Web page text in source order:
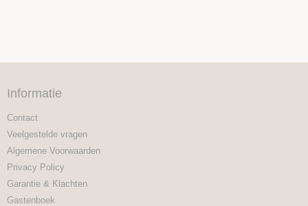
Informatie
Contact
Veelgestelde vragen
Algemene Voorwaarden
Privacy Policy
Garantie & Klachten
Gastenboek